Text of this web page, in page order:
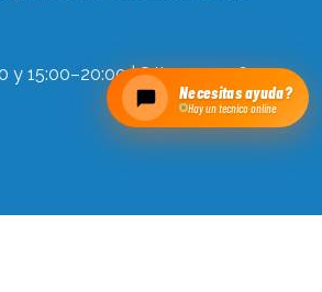
Necesitas ayuda?
Hay un tecnico online
y 15:00–20:00 | Sáb: 11:00–16:00